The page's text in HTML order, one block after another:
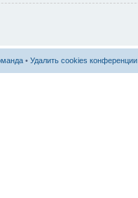
• Удалить cookies конференции